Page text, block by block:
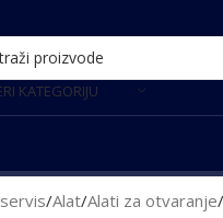
KATEGORIJU
/Alat/Alati za otvaranje/